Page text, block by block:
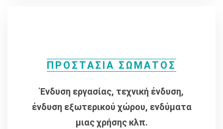
ΠΡΟΣΤΑΣΙΑ ΣΩΜΑΤΟΣ
Ένδυση εργασίας, τεχνική ένδυση,
ένδυση εξωτερικού χώρου, ενδύματα
μιας χρήσης κλπ.